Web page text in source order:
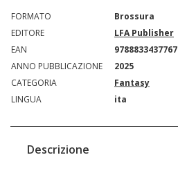
FORMATO
Brossura
EDITORE
LFA Publisher
EAN
9788833437767
ANNO PUBBLICAZIONE
2025
CATEGORIA
Fantasy
LINGUA
ita
Descrizione